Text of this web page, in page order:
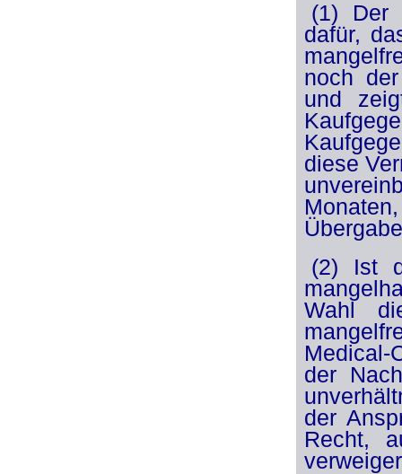
(1) Der
dafür,
noch
und
diese
(2) Ist
Wahl
Medical-
der
der
Recht,